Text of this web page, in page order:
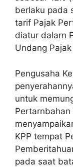
berlaku pada
tarif Pajak
diatur dalarn
Undang
Pengusaha
untuk
KPP tempat
pada saat